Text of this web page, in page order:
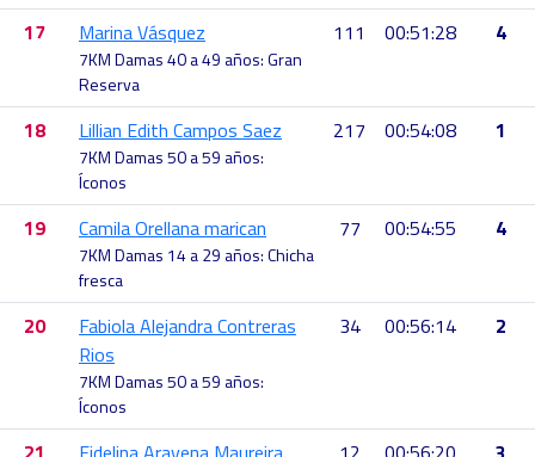
17 Marina Vásquez
7KM Damas 40 a 49 años: Gran
Reserva
111 00:51:28 4
18 Lillian Edith Campos Saez
7KM Damas 50 a 59 años:
Íconos
217 00:54:08 1
19 Camila Orellana marican
7KM Damas 14 a 29 años: Chicha
fresca
77 00:54:55 4
20
Fabiola Alejandra Contreras
Rios
7KM Damas 50 a 59 años:
Íconos
34 00:56:14 2